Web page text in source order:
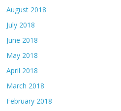
August 2018
July 2018
June 2018
May 2018
April 2018
March 2018
February 2018